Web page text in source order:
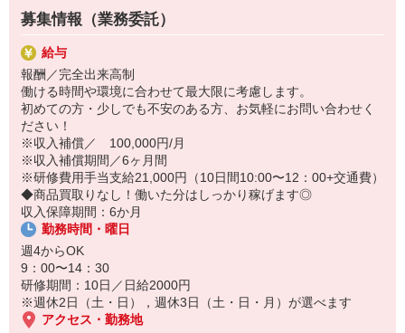
など、働くママの多いヤクルトならではの
充実した環境を整え、
仕事×育児のお悩みをスッキリ解決に導きます☆
す！
〜ヤクルトスタッフの1日〜
2児の母として仕事と家庭の両立をしているHさん。
実際のワークスタイルを、一例としてご紹介いたします！
※時間は地域によって異なります。
8:10 保育所にお子さまをお預け
8:20 宅配センターに到着、お届けの準備
8:30 朝礼が終わったら出発
13:00 お届け修了、翌日準備、集計作業
14:30お仕事修了
保育所にお子さまを迎えに行って帰宅
☆ココがPoint☆
・職場の近くに保育所（保育園、幼稚園、託児所）があるから、送
り迎えの時間の心配がいりません！
・保育料補助制度があります！
・家事・夕食の支度なども余裕をもってできます！
募集情報（業務委託）
給与
報酬／完全出来高制
働ける時間や環境に合わせて最大限に考慮します。
初めての方・少しでも不安のある方、お気軽にお問い合わせく
ださい！
※収入補償／ 100,000円/月
※収入補償期間／6ヶ月間
※研修費用手当支給21,000円（10日間10:00〜12：00+交通費）
◆商品買取りなし！働いた分はしっかり稼げます◎
収入保障期間：6か月
勤務時間・曜日
週4からOK
9：00〜14：30
研修期間：10日／日給2000円
※週休2日（土・日），週休3日（土・日・月）が選べます
アクセス・勤務地